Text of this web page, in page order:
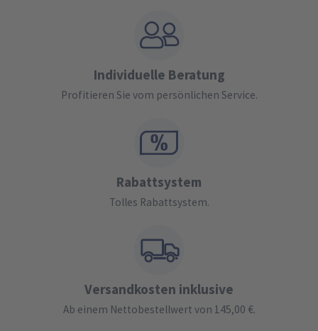
Individuelle Beratung
Profitieren Sie vom persönlichen Service.
Rabattsystem
Tolles Rabattsystem.
Versandkosten inklusive
Ab einem Nettobestellwert von 145,00 €.